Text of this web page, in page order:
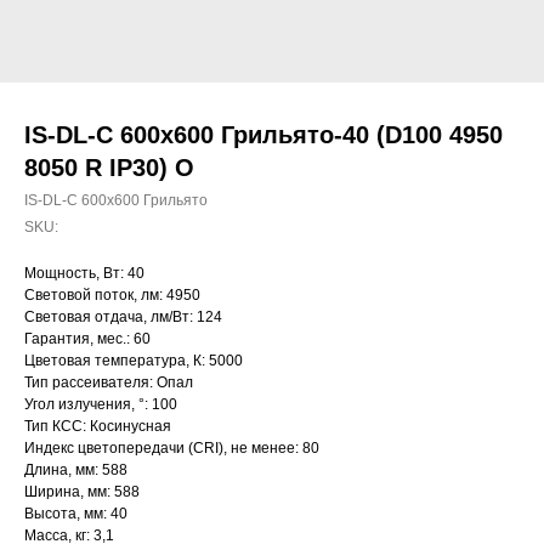
IS-DL-C 600х600 Грильято-40 (D100 4950
8050 R IP30) O
IS-DL-C 600х600 Грильято
SKU:
Мощность, Вт: 40
Световой поток, лм: 4950
Световая отдача, лм/Вт: 124
Гарантия, мес.: 60
Цветовая температура, К: 5000
Тип рассеивателя: Опал
Угол излучения, °: 100
Тип КСС: Косинусная
Индекс цветопередачи (CRI), не менее: 80
Длина, мм: 588
Ширина, мм: 588
Высота, мм: 40
Масса, кг: 3,1